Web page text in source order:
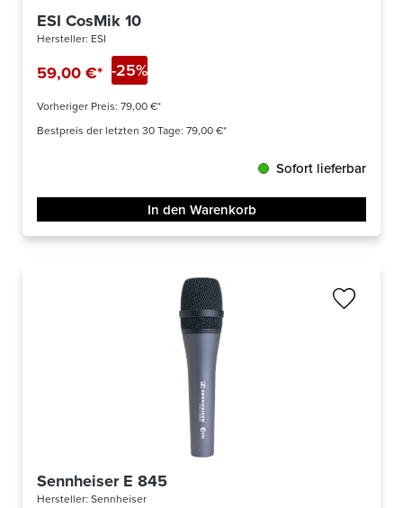
ESI CosMik 10
Hersteller: ESI
59,00 €* -25%
Vorheriger Preis: 79,00 €*
Bestpreis der letzten 30 Tage: 79,00 €*
Sofort lieferbar
In den Warenkorb
Sennheiser E 845
Hersteller: Sennheiser